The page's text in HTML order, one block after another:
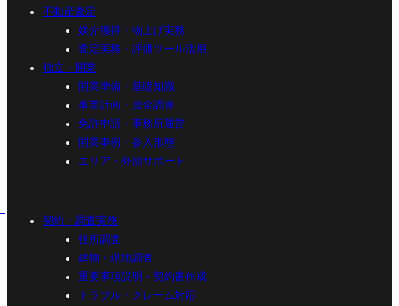
不動産査定
媒介獲得・物上げ実務
査定実務・評価ツール活用
独立・開業
開業準備・基礎知識
事業計画・資金調達
免許申請・事務所運営
開業事例・参入形態
エリア・外部サポート
契約・調査実務
役所調査
建物・現地調査
重要事項説明・契約書作成
トラブル・クレーム対応